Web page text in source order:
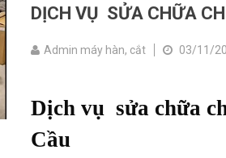
DỊCH VỤ SỬA CHỮA
Admin máy hàn, cắt 03/11/
Dịch vụ sửa chữa
Cầu